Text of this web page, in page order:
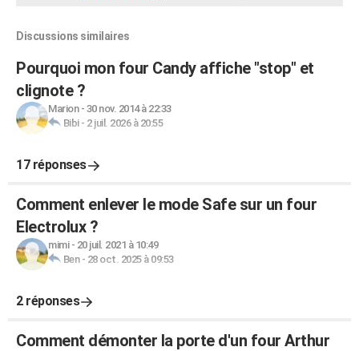
Discussions similaires
Pourquoi mon four Candy affiche "stop" et
clignote ?
Marion- 30 nov. 2014 à 22:33
Bibi- 2 juil. 2026 à 20:55
17 réponses
Comment enlever le mode Safe sur un four
Electrolux ?
mimi- 20 juil. 2021 à 10:49
Ben- 28 oct. 2025 à 09:53
2 réponses
Comment démonter la porte d'un four Arthur